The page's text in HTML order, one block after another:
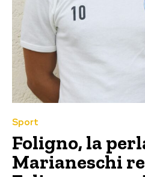
Sport
Foligno, la
Marianeschi